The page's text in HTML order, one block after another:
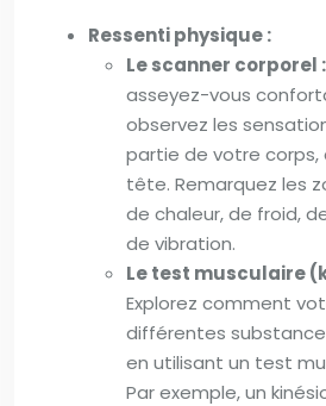
Ressenti physique :
Le scanner corporel :
asseyez-vous
observez les
partie de votre corps,
tête. Remarquez les
de chaleur, de froid,
de vibration.
Le test musculaire
Explorez comment
différentes
en utilisant un test
Par exemple, un